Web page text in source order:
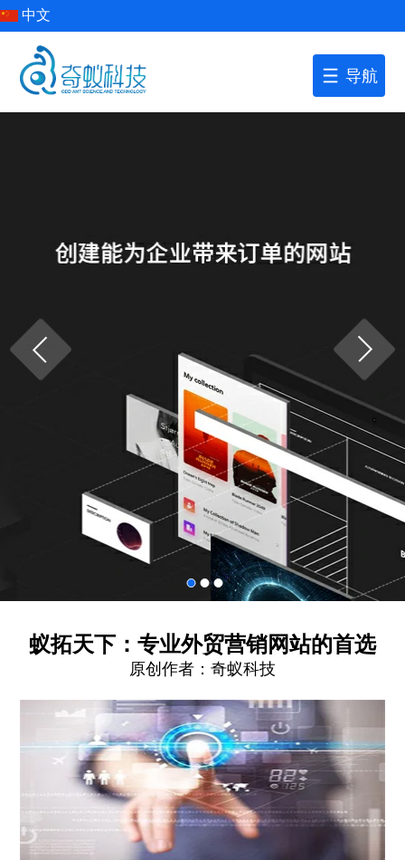
中文
导航
蚁拓天下：专业外贸营销网站的首选
原创作者： 奇蚁科技